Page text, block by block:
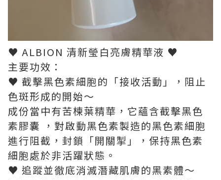
♥ ALBION 清新瑩白亮膚精華液 ♥
主要功效：
♥ 截擊黑色素細胞的「接收活動」，阻止
色斑形成的開始～
成份當中有苦楝葉精華，它蘊含截擊黑色
素膠囊 ，對啟動黑色素製造的黑色素細胞
進行阻截，封鎖「開關掣」，保持黑色素
細胞處於非活躍狀態。
♥ 追蹤並徹底消滅潛藏肌膚的黑素體～